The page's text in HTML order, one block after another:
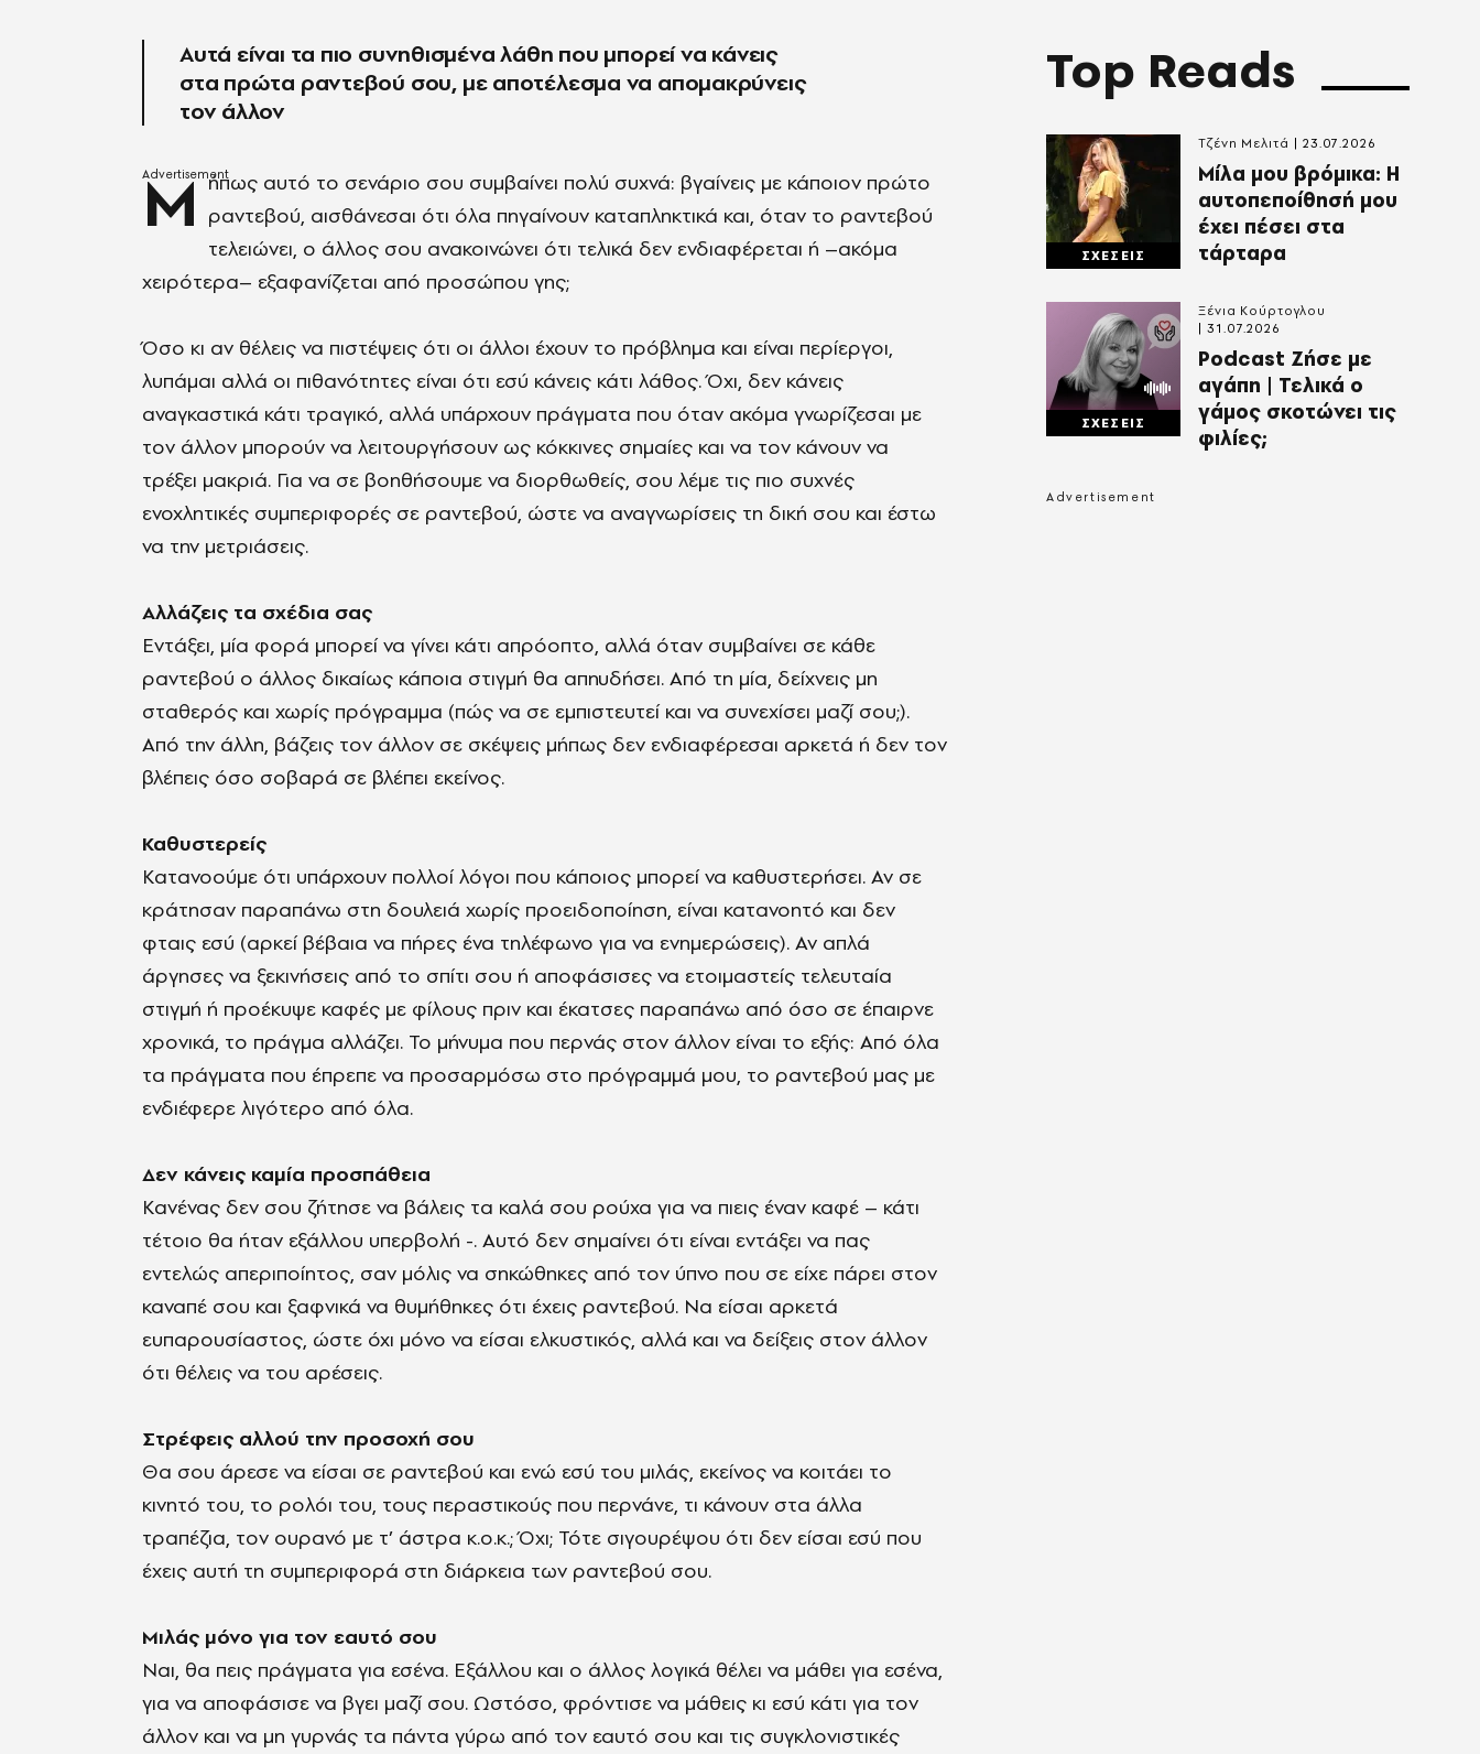
Αυτά είναι τα πιο συνηθισμένα λάθη που μπορεί να κάνεις
στα πρώτα ραντεβού σου, με αποτέλεσμα να απομακρύνεις
τον άλλον
Μ ήπως αυτό το σενάριο σου συμβαίνει πολύ συχνά: βγαίνεις με κάποιον πρώτο
ραντεβού, αισθάνεσαι ότι όλα πηγαίνουν καταπληκτικά και, όταν το ραντεβού
τελειώνει, ο άλλος σου ανακοινώνει ότι τελικά δεν ενδιαφέρεται ή –ακόμα
χειρότερα– εξαφανίζεται από προσώπου γης;
Όσο κι αν θέλεις να πιστέψεις ότι οι άλλοι έχουν το πρόβλημα και είναι περίεργοι,
λυπάμαι αλλά οι πιθανότητες είναι ότι εσύ κάνεις κάτι λάθος. Όχι, δεν κάνεις
αναγκαστικά κάτι τραγικό, αλλά υπάρχουν πράγματα που όταν ακόμα γνωρίζεσαι με
τον άλλον μπορούν να λειτουργήσουν ως κόκκινες σημαίες και να τον κάνουν να
τρέξει μακριά. Για να σε βοηθήσουμε να διορθωθείς, σου λέμε τις πιο συχνές
ενοχλητικές συμπεριφορές σε ραντεβού, ώστε να αναγνωρίσεις τη δική σου και έστω
να την μετριάσεις.
Αλλάζεις τα σχέδια σας
Εντάξει, μία φορά μπορεί να γίνει κάτι απρόοπτο, αλλά όταν συμβαίνει σε κάθε
ραντεβού ο άλλος δικαίως κάποια στιγμή θα απηυδήσει. Από τη μία, δείχνεις μη
σταθερός και χωρίς πρόγραμμα (πώς να σε εμπιστευτεί και να συνεχίσει μαζί σου;).
Από την άλλη, βάζεις τον άλλον σε σκέψεις μήπως δεν ενδιαφέρεσαι αρκετά ή δεν τον
βλέπεις όσο σοβαρά σε βλέπει εκείνος.
Καθυστερείς
Κατανοούμε ότι υπάρχουν πολλοί λόγοι που κάποιος μπορεί να καθυστερήσει. Αν σε
κράτησαν παραπάνω στη δουλειά χωρίς προειδοποίηση, είναι κατανοητό και δεν
φταις εσύ (αρκεί βέβαια να πήρες ένα τηλέφωνο για να ενημερώσεις). Αν απλά
άργησες να ξεκινήσεις από το σπίτι σου ή αποφάσισες να ετοιμαστείς τελευταία
στιγμή ή προέκυψε καφές με φίλους πριν και έκατσες παραπάνω από όσο σε έπαιρνε
χρονικά, το πράγμα αλλάζει. Το μήνυμα που περνάς στον άλλον είναι το εξής: Από όλα
τα πράγματα που έπρεπε να προσαρμόσω στο πρόγραμμά μου, το ραντεβού μας με
ενδιέφερε λιγότερο από όλα.
Δεν κάνεις καμία προσπάθεια
Κανένας δεν σου ζήτησε να βάλεις τα καλά σου ρούχα για να πιεις έναν καφέ – κάτι
τέτοιο θα ήταν εξάλλου υπερβολή -. Αυτό δεν σημαίνει ότι είναι εντάξει να πας
εντελώς απεριποίητος, σαν μόλις να σηκώθηκες από τον ύπνο που σε είχε πάρει στον
καναπέ σου και ξαφνικά να θυμήθηκες ότι έχεις ραντεβού. Να είσαι αρκετά
ευπαρουσίαστος, ώστε όχι μόνο να είσαι ελκυστικός, αλλά και να δείξεις στον άλλον
ότι θέλεις να του αρέσεις.
Στρέφεις αλλού την προσοχή σου
Θα σου άρεσε να είσαι σε ραντεβού και ενώ εσύ του μιλάς, εκείνος να κοιτάει το
κινητό του, το ρολόι του, τους περαστικούς που περνάνε, τι κάνουν στα άλλα
τραπέζια, τον ουρανό με τ’ άστρα κ.ο.κ.; Όχι; Τότε σιγουρέψου ότι δεν είσαι εσύ που
έχεις αυτή τη συμπεριφορά στη διάρκεια των ραντεβού σου.
Μιλάς μόνο για τον εαυτό σου
Ναι, θα πεις πράγματα για εσένα. Εξάλλου και ο άλλος λογικά θέλει να μάθει για εσένα,
για να αποφάσισε να βγει μαζί σου. Ωστόσο, φρόντισε να μάθεις κι εσύ κάτι για τον
άλλον και να μη γυρνάς τα πάντα γύρω από τον εαυτό σου και τις συγκλονιστικές
Top Reads
ΣΧΕΣΕΙΣ
Μίλα μου βρόμικα: Η
αυτοπεποίθησή μου
έχει πέσει στα
τάρταρα
Τζένη Μελιτά 23.07.2026
ΣΧΕΣΕΙΣ
Podcast Ζήσε με
αγάπη | Τελικά ο
γάμος σκοτώνει τις
φιλίες;
Ξένια Κούρτογλου
31.07.2026